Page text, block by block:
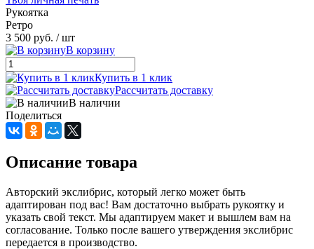
Рукоятка
Ретро
3 500 руб. / шт
В корзину
Купить в 1 клик
Рассчитать доставку
В наличии
Поделиться
Описание товара
Авторский экслибрис, который легко может быть
адаптирован под вас! Вам достаточно выбрать рукоятку и
указать свой текст. Мы адаптируем макет и вышлем вам на
согласование. Только после вашего утверждения экслибрис
передается в производство.